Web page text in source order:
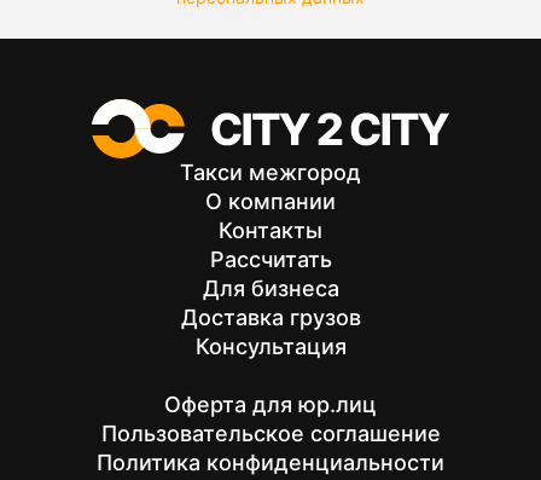
Такси межгород
О компании
Контакты
Рассчитать
Для бизнеса
Доставка грузов
Консультация
Оферта для юр.лиц
Пользовательское соглашение
Политика конфиденциальности